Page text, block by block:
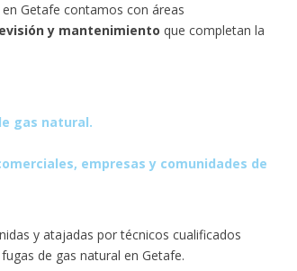
Getafe contamos con áreas
y mantenimiento que completan la
gas natural.
empresas y comunidades de
y atajadas por técnicos cualificados
de gas natural en Getafe.